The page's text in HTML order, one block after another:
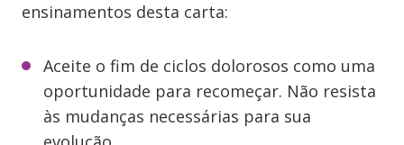
ensinamentos desta carta:
Aceite o fim de ciclos dolorosos como uma
oportunidade para recomeçar. Não resista
às mudanças necessárias para sua